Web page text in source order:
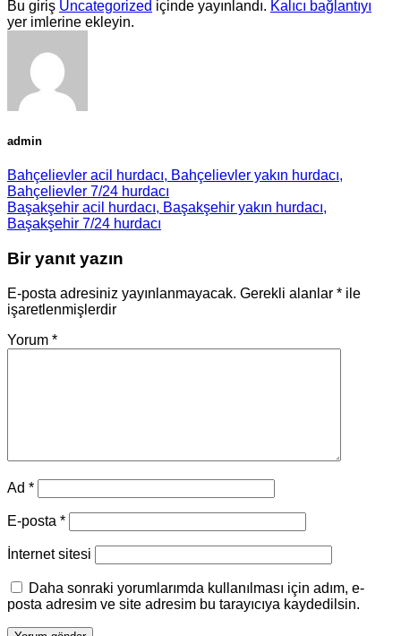
Bu giriş Uncategorized içinde yayınlandı. Kalıcı bağlantıyı
yer imlerine ekleyin.
admin
Bahçelievler acil hurdacı, Bahçelievler yakın hurdacı,
Bahçelievler 7/24 hurdacı
Başakşehir acil hurdacı, Başakşehir yakın hurdacı,
Başakşehir 7/24 hurdacı
Bir yanıt yazın
E-posta adresiniz yayınlanmayacak. Gerekli alanlar * ile
işaretlenmişlerdir
Yorum *
Ad *
E-posta *
İnternet sitesi
Daha sonraki yorumlarımda kullanılması için adım, e-
posta adresim ve site adresim bu tarayıcıya kaydedilsin.